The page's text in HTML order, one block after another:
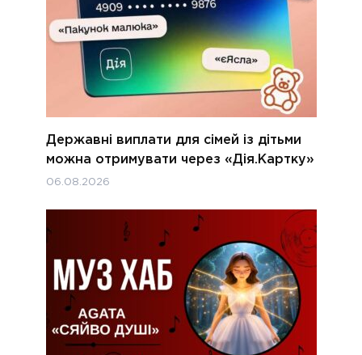
Державні виплати для сімей із дітьми
можна отримувати через «Дія.Картку»
06.08.2026